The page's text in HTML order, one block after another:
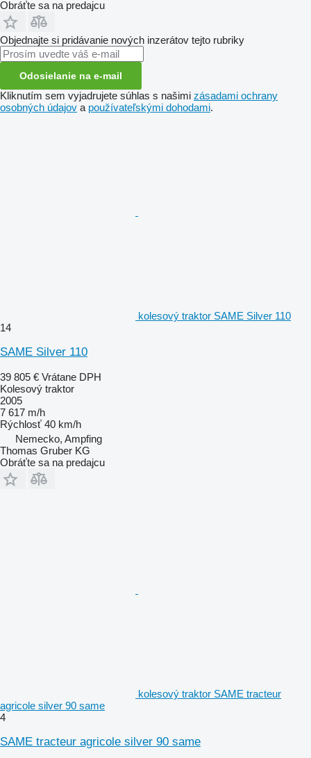
Obráťte sa na predajcu
Objednajte si pridávanie nových inzerátov tejto rubriky
Odosielanie na e-mail
Kliknutím sem vyjadrujete súhlas s našimi zásadami ochrany
osobných údajov a používateľskými dohodami.
kolesový traktor SAME Silver 110
14
SAME Silver 110
39 805 € Vrátane DPH
Kolesový traktor
2005
7 617 m/h
Rýchlosť 40 km/h
Nemecko, Ampfing
Thomas Gruber KG
Obráťte sa na predajcu
kolesový traktor SAME tracteur
agricole silver 90 same
4
SAME tracteur agricole silver 90 same